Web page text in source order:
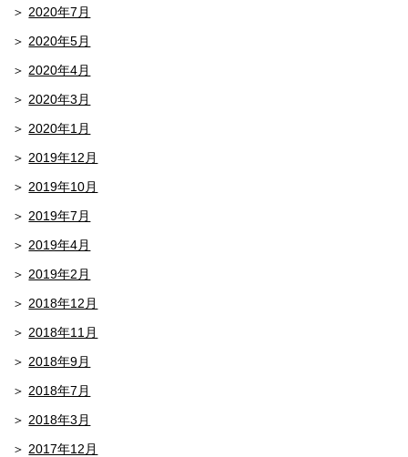
2020年7月
2020年5月
2020年4月
2020年3月
2020年1月
2019年12月
2019年10月
2019年7月
2019年4月
2019年2月
2018年12月
2018年11月
2018年9月
2018年7月
2018年3月
2017年12月